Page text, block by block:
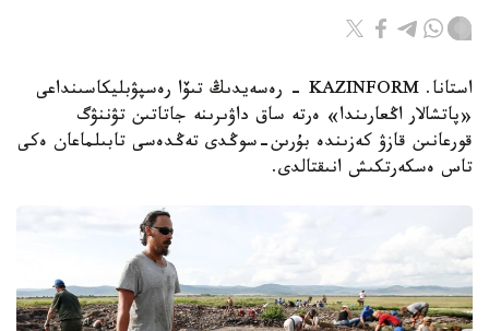
استانا. KAZINFORM - رەسەيدىڭ تىۆا رەسپۋبليكاسىنداعى
«پاتشالار اڭعارىندا» ەرتە ساق داۋىرىنە جاتاتىن تۋننۋگ
قورعانىن قازۋ كەزىندە بۇرىن-سوڭدى تەڭدەسى تابىلماعان ەكى
تاس ەسكەرتكىش انىقتالدى.